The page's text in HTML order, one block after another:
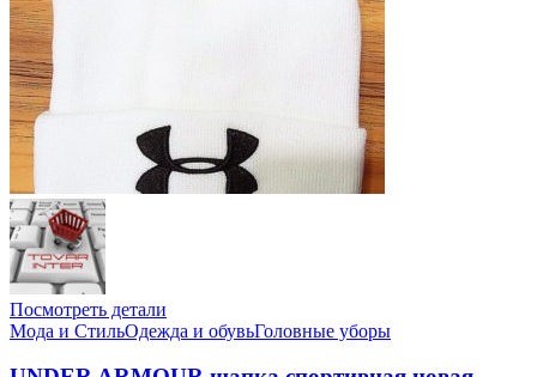
Посмотреть детали
Мода и СтильОдежда и обувьГоловные уборы